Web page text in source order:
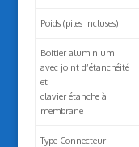
Poids (piles incluses)
Boitier aluminium
avec joint d’étanchéité
et
clavier étanche à
membrane
Type Connecteur